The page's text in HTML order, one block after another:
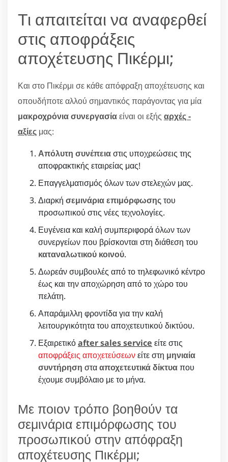
Τι απαιτείται να αναφερθεί
στις αποφράξεις
αποχέτευσης Πικέρμι;
Και στο Πικέρμι σε κάθε απόφραξη αποχέτευσης και
οπουδήποτε αλλού σημαντικός παράγοντας για μία
μακροχρόνια συνεργασίαείναι οι εξής αρχές -
αξίες μας:
Απόλυτη συνέπειαστις υποχρεώσεις της
αποφρακτικής εταιρείας μας!
Επαγγελματισμός όλων των στελεχών μας.
Διαρκή σεμινάρια επιμόρφωσηςτου
προσωπικού στις νέες τεχνολογίες.
Ευγένεια και καλή συμπεριφορά όλων των
συνεργείων που βρίσκονται στη διάθεση του
καταναλωτικού κοινού.
Δωρεάν συμβουλές από το τηλεφωνικό κέντρο
έως και την αποχώρηση από το χώρο του
πελάτη.
Απαράμιλλη φροντίδα για την καλή
λειτουργικότητα του αποχετευτικού δικτύου.
Εξαιρετικόafter sales service είτε στις
αποφράξεις αποχετεύσεωνείτε στη μηνιαία
συντήρηση στααποχετευτικά δίκτυαπου
έχουμε συμβόλαιο με το μήνα.
Με ποιον τρόπο βοηθούν τα
σεμινάρια επιμόρφωσης του
προσωπικού στην απόφραξη
αποχέτευσης Πικέρμι;